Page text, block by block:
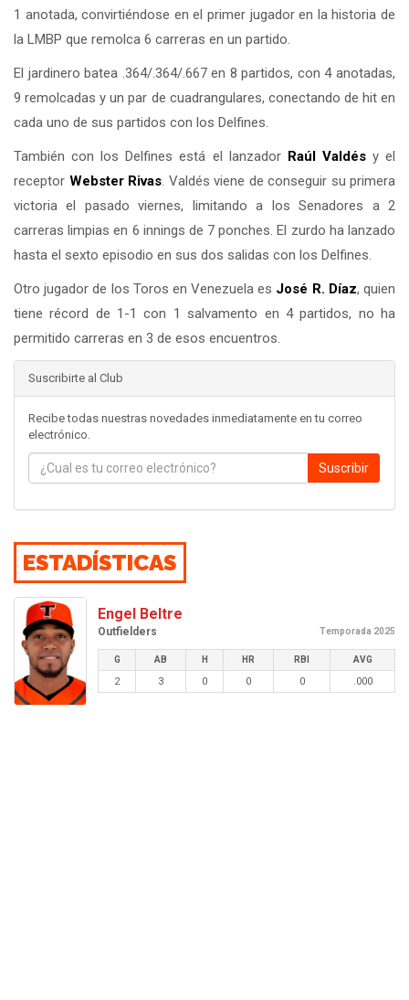
1 anotada, convirtiéndose en el primer jugador en la historia de
la LMBP que remolca 6 carreras en un partido.
El jardinero batea .364/.364/.667 en 8 partidos, con 4 anotadas,
9 remolcadas y un par de cuadrangulares, conectando de hit en
cada uno de sus partidos con los Delfines.
También con los Delfines está el lanzador Raúl Valdésy el
receptor Webster Rivas. Valdés viene de conseguir su primera
victoria el pasado viernes, limitando a los Senadores a 2
carreras limpias en 6 innings de 7 ponches. El zurdo ha lanzado
hasta el sexto episodio en sus dos salidas con los Delfines.
Otro jugador de los Toros en Venezuela es José R. Díaz, quien
tiene récord de 1-1 con 1 salvamento en 4 partidos, no ha
permitido carreras en 3 de esos encuentros.
Suscribirte al Club
Recibe todas nuestras novedades inmediatamente en tu correo
electrónico.
Suscribir
ESTADÍSTICAS
Engel Beltre
Outfielders Temporada 2025
G AB H HR RBI AVG
2 3 0 0 0 .000